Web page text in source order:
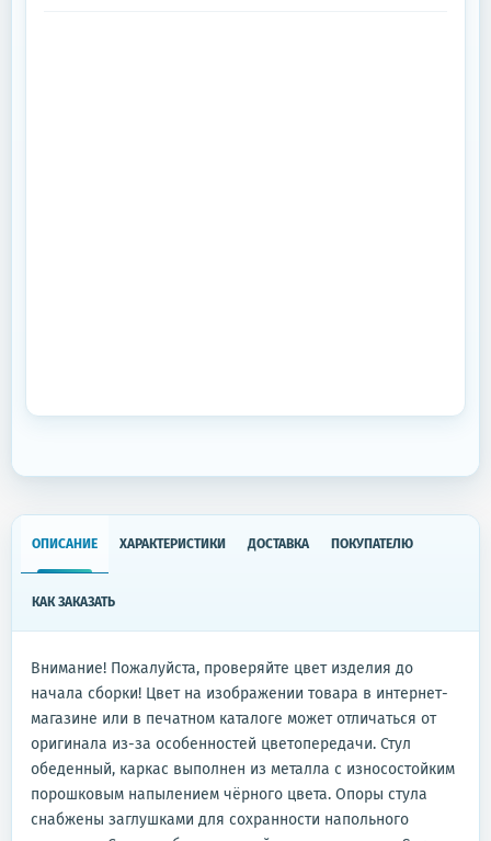
ОПИСАНИЕ ХАРАКТЕРИСТИКИ ДОСТАВКА ПОКУПАТЕЛЮ
КАК ЗАКАЗАТЬ
Внимание! Пожалуйста, проверяйте цвет изделия до
начала сборки! Цвет на изображении товара в интернет-
магазине или в печатном каталоге может отличаться от
оригинала из-за особенностей цветопередачи. Стул
обеденный, каркас выполнен из металла с износостойким
порошковым напылением чёрного цвета. Опоры стула
снабжены заглушками для сохранности напольного